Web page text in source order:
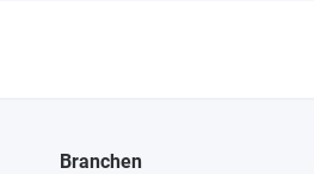
Branchen